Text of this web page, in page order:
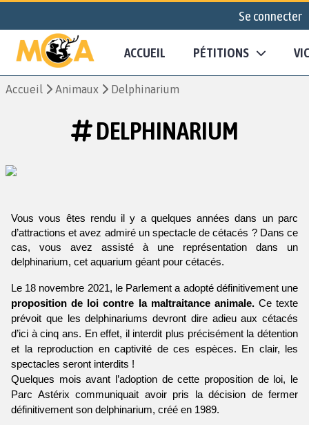
Se connecter
ACCUEIL PÉTITIONS
Accueil Animaux Delphinarium
DELPHINARIUM
Vous vous êtes rendu il y a quelques années dans un parc
d’attractions et avez admiré un spectacle de cétacés ? Dans ce
cas, vous avez assisté à une représentation dans un
delphinarium, cet aquarium géant pour cétacés.
proposition de loi contre la maltraitance animale. Ce texte
prévoit que les delphinariums devront dire adieu aux cétacés
d’ici à cinq ans. En effet, il interdit plus précisément la détention
et la reproduction en captivité de ces espèces. En clair, les
spectacles seront interdits !
Quelques mois avant l’adoption de cette proposition de loi, le
Parc Astérix communiquait avoir pris la décision de fermer
définitivement son delphinarium, créé en 1989.